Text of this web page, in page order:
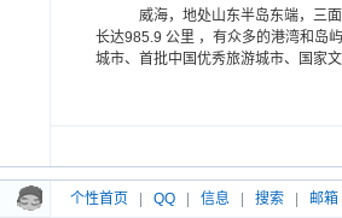
威海，地处山东半岛东端，三
长达985.9 公里 ，有众多的港湾和岛
城市、首批中国优秀旅游城市、国家
个性首页 QQ 信息 搜索 邮箱